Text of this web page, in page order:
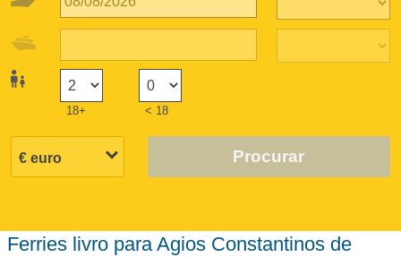
18+ < 18
Procurar
ferries livro para Agios Constantinos de